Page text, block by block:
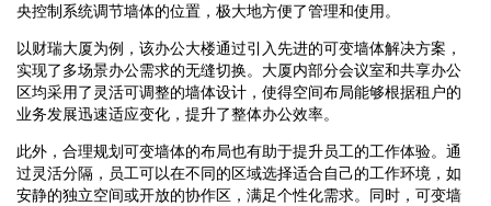
央控制系统调节墙体的位置，极大地方便了管理和使用。
以财瑞大厦为例，该办公大楼通过引入先进的可变墙体解决方案，
实现了多场景办公需求的无缝切换。大厦内部分会议室和共享办公
区均采用了灵活可调整的墙体设计，使得空间布局能够根据租户的
业务发展迅速适应变化，提升了整体办公效率。
此外，合理规划可变墙体的布局也有助于提升员工的工作体验。通
过灵活分隔，员工可以在不同的区域选择适合自己的工作环境，如
安静的独立空间或开放的协作区，满足个性化需求。同时，可变墙